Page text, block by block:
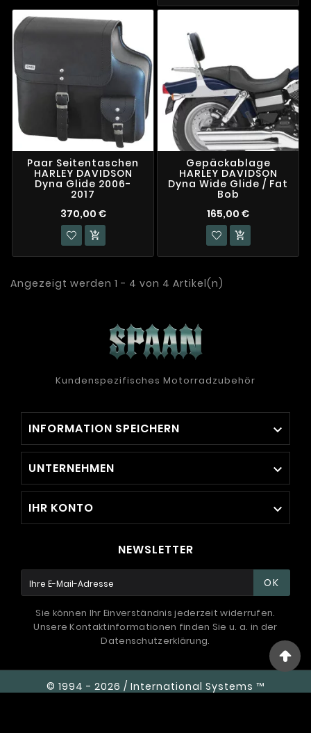
Paar Seitentaschen
HARLEY DAVIDSON
Dyna Glide 2006-
2017
370,00 €

Gepäckablage
HARLEY DAVIDSON
Dyna Wide Glide / Fat
Bob
165,00 €

Angezeigt werden 1 - 4 von 4 Artikel(n)
Kundenspezifisches Motorradzubehör
INFORMATION SPEICHERN 
UNTERNEHMEN 
IHR KONTO 
NEWSLETTER
OK
Sie können Ihr Einverständnis jederzeit widerrufen.
Unsere Kontaktinformationen finden Sie u. a. in der
Datenschutzerklärung.
© 1994 - 2026 / International Systems ™